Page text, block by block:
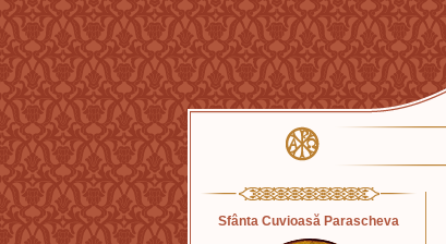
Sfânta Cuvioasă Parascheva